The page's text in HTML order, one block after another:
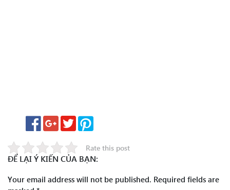
Rate this post
ĐỂ LẠI Ý KIẾN CỦA BẠN:
Your email address will not be published. Required fields are